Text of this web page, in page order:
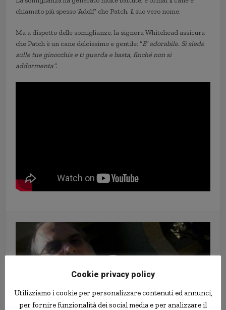
chiamato più spesso ‘Adolf’ che Patch, il suo vero nome.
Ma a dispetto delle somiglianze, la signora Whitehead assicura
che Patch è un cane dolcissimo e gentile: “E’ adorabile. Si siede
sulle tue ginocchia e ti guarda e basta, finché non si
addormenta”.
Cookie privacy policy
Utilizziamo i cookie per personalizzare contenuti ed annunci,
per fornire funzionalità dei social media e per analizzare il